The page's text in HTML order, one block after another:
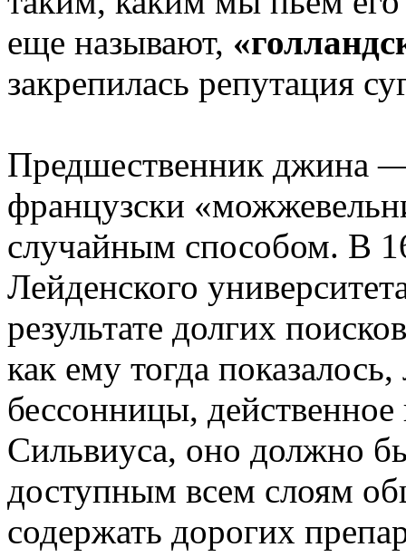
еще называют,
закрепилась репутация
Предшественник джина
французски
случайным способом. В
Лейденского
результате долгих
как ему тогда
бессонницы,
Сильвиуса, оно должно
доступным всем слоям
содержать дорогих